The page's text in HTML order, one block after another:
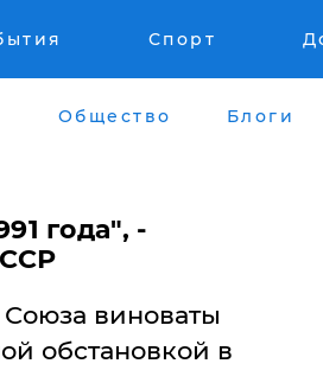
Спорт
Общество Блоги
года", -
Союза виноваты
обстановкой в